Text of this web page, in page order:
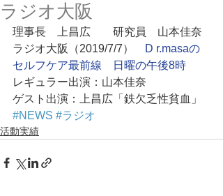
ラジオ大阪
理事長　上昌広　　研究員　山本佳奈
ラジオ大阪（2019/7/7）
D r.masaの
セルフケア最前線　日曜の午後8時
レギュラー出演：山本佳奈
ゲスト出演：上昌広「鉄欠乏性貧血」
#NEWS #ラジオ
活動実績